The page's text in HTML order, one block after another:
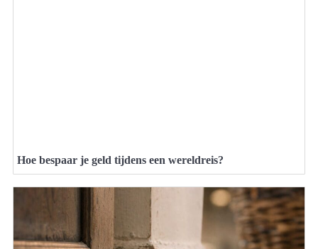
Hoe bespaar je geld tijdens een wereldreis?